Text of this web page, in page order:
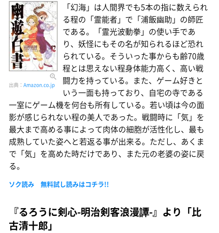
出典： Amazon.co.jp
「幻海」は人間界でも5本の指に数えられ
る程の「霊能者」で「浦飯幽助」の師匠
である。「霊光波動拳」の使い手であ
り、妖怪にもその名が知られるほど恐れ
られている。そういった事からも齢70歳
程とは思えない程身体能力高く、高い戦
闘力を持っている。また、ゲーム好きと
いう一面も持っており、自宅の寺である
一室にゲーム機を何台も所有している。若い頃は今の面
影が感じられない程の美人であった。戦闘時に「気」を
最大まで高める事によって肉体の細胞が活性化し、最も
成熟していた姿へと若返る事が出来る。ただし、あくま
で「気」を高めた時だけであり、また元の老婆の姿に戻
る。
ソク読み 無料試し読みはコチラ!!
『るろうに剣心-明治剣客浪漫譚-』より「比
古清十郎」